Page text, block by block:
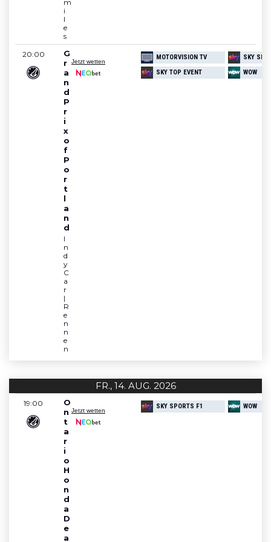
m
i
l
e
s
20:00
G
r
a
n
d
P
r
i
x
o
f
P
o
r
t
l
a
n
d
I
n
d
y
C
a
r
|
R
e
n
n
e
Jetzt wetten
MOTORVISION TV
SKY
SKY TOP EVENT
WOW
FR., 14. AUG. 2026
19:00
O
n
t
a
r
i
o
H
o
n
d
a
D
e
a
Jetzt wetten
SKY SPORTS F1 WOW
Heute keine Veranstaltungen.